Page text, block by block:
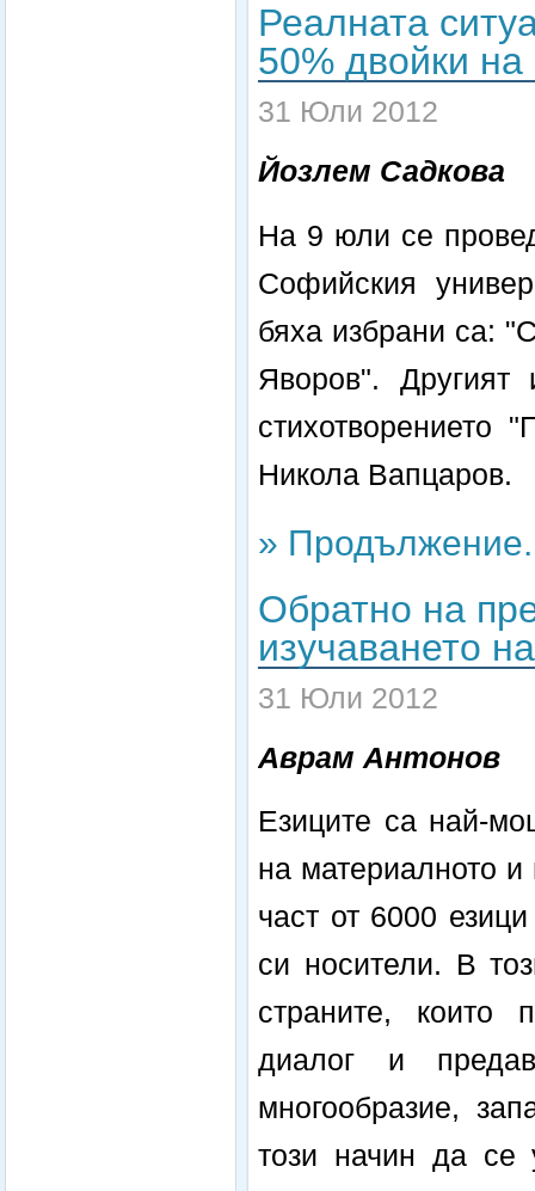
Реалната
50% двойки на
31 Юли 2012
Йозлем Садкова
На 9 юли се
Софийския
бяха избрани са:
Яворов".
Никола Вапцаров.
»
Обратно на
изучаването
31 Юли 2012
Аврам Антонов
Езиците са най-
на материалното и
част от 6000
си носители. В
страните, които
диалог и
многообразие,
този начин да се